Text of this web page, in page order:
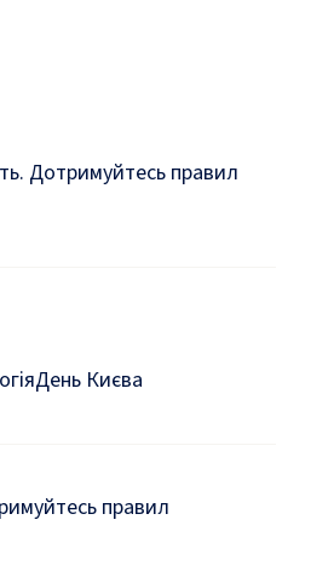
Дотримуйтесь правил
День Києва
правил